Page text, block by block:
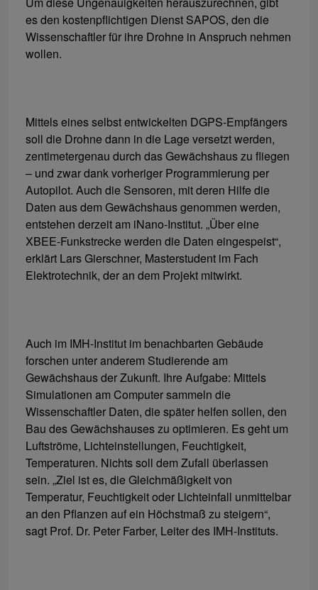
es den kostenpflichtigen Dienst SAPOS, den die
Wissenschaftler für ihre Drohne in Anspruch nehmen
wollen.
Mittels eines selbst entwickelten DGPS-Empfängers
soll die Drohne dann in die Lage versetzt werden,
zentimetergenau durch das Gewächshaus zu fliegen
– und zwar dank vorheriger Programmierung per
Autopilot. Auch die Sensoren, mit deren Hilfe die
Daten aus dem Gewächshaus genommen werden,
entstehen derzeit am iNano-Institut. „Über eine
XBEE-Funkstrecke werden die Daten eingespeist“,
erklärt Lars Gierschner, Masterstudent im Fach
Elektrotechnik, der an dem Projekt mitwirkt.
Auch im IMH-Institut im benachbarten Gebäude
forschen unter anderem Studierende am
Gewächshaus der Zukunft. Ihre Aufgabe: Mittels
Simulationen am Computer sammeln die
Wissenschaftler Daten, die später helfen sollen, den
Bau des Gewächshauses zu optimieren. Es geht um
Luftströme, Lichteinstellungen, Feuchtigkeit,
Temperaturen. Nichts soll dem Zufall überlassen
sein. „Ziel ist es, die Gleichmäßigkeit von
Temperatur, Feuchtigkeit oder Lichteinfall unmittelbar
an den Pflanzen auf ein Höchstmaß zu steigern“,
sagt Prof. Dr. Peter Farber, Leiter des IMH-Instituts.